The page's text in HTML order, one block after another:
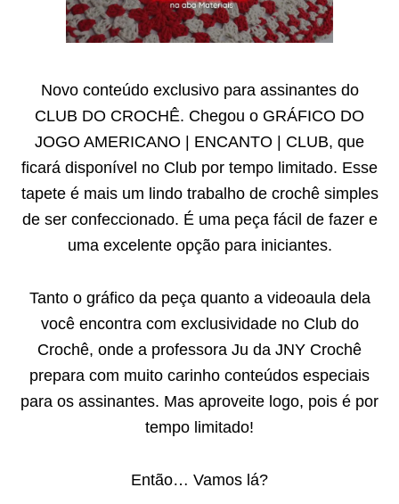
Novo conteúdo exclusivo para assinantes do
CLUB DO CROCHÊ. Chegou o GRÁFICO DO
JOGO AMERICANO | ENCANTO | CLUB, que
ficará disponível no Club por tempo limitado. Esse
tapete é mais um lindo trabalho de crochê simples
de ser confeccionado. É uma peça fácil de fazer e
uma excelente opção para iniciantes.
Tanto o gráfico da peça quanto a videoaula dela
você encontra com exclusividade no Club do
Crochê, onde a professora Ju da JNY Crochê
prepara com muito carinho conteúdos especiais
para os assinantes. Mas aproveite logo, pois é por
tempo limitado!
Então… Vamos lá?